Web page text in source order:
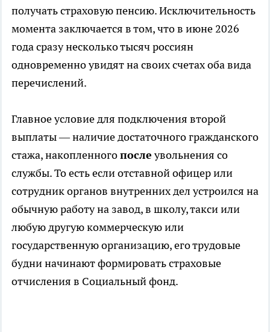
получать страховую пенсию. Исключительность
момента заключается в том, что в июне 2026
года сразу несколько тысяч россиян
одновременно увидят на своих счетах оба вида
перечислений.
Главное условие для подключения второй
выплаты — наличие достаточного гражданского
стажа, накопленногопослеувольнения со
службы. То есть если отставной офицер или
сотрудник органов внутренних дел устроился на
обычную работу на завод, в школу, такси или
любую другую коммерческую или
государственную организацию, его трудовые
будни начинают формировать страховые
отчисления в Социальный фонд.